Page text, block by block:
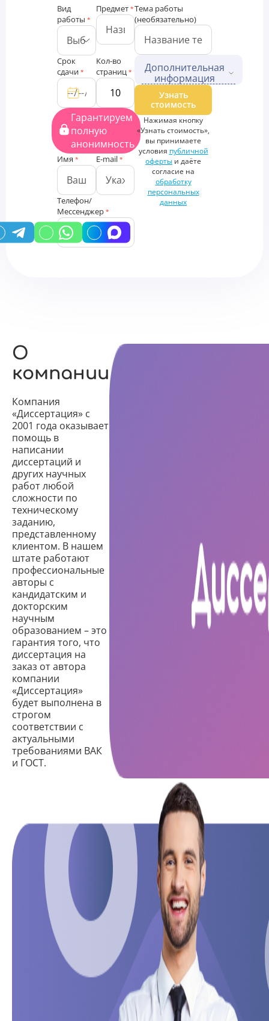
Вид
работы *
Предмет *
Срок
сдачи *
Кол-во
страниц *
Гарантируем
полную
анонимность
Имя * E-mail *
Телефон/
Мессенджер *
Тема работы
(необязательно)
Дополнительная
информация
Дополнительные файлы
Загрузить
файлы
Дополнительная
информация
Узнать
стоимость
Нажимая кнопку
«Узнать стоимость»,
вы принимаете
условия публичной
оферты и даёте
согласие на
обработку
персональных
данных
О
компании
Компания
«Диссертация» с
2001 года оказывает
помощь в
написании
диссертаций и
других научных
работ любой
сложности по
техническому
заданию,
представленному
клиентом. В нашем
штате работают
профессиональные
авторы с
кандидатским и
докторским
научным
образованием – это
гарантия того, что
диссертация на
заказ от автора
компании
«Диссертация»
будет выполнена в
строгом
соответствии с
актуальными
требованиями ВАК
и ГОСТ.